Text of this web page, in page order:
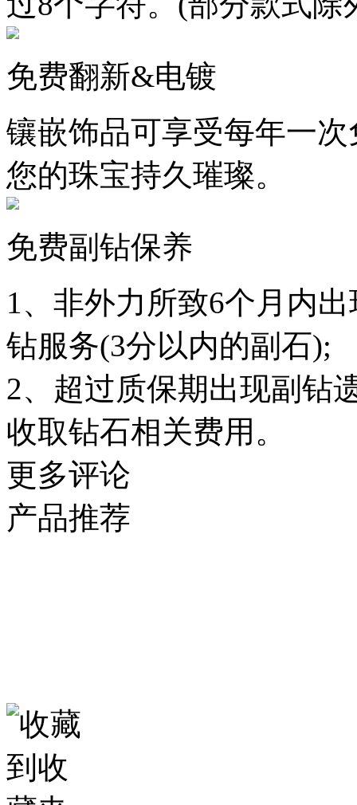
免费翻新&电镀
镶嵌饰品可享受每年一
您的珠宝持久璀璨。
免费副钻保养
1、非外力所致6个月内
钻服务(3分以内的副石);
2、超过质保期出现副钻
收取钻石相关费用。
更多评论
产品推荐